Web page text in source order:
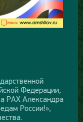
Федерации,
РАХ Александра
России!»,